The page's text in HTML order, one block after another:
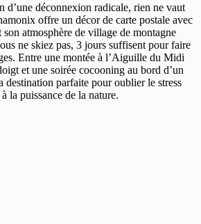
d’une déconnexion radicale, rien ne vaut
offre un décor de carte postale avec
son atmosphère de village de montagne
ne skiez pas, 3 jours suffisent pour faire
Entre une montée à l’Aiguille du Midi
et une soirée cocooning au bord d’un
destination parfaite pour oublier le stress
la puissance de la nature.